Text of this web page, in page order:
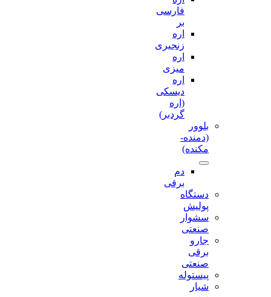
فارسی
زنجیری
دیسکی
گردبر)
بلوور
(دمنده-
مکنده)
دستگاه
پولیش
سشوار
صنعتی
جارو
صنعتی
پیستوله
شیار